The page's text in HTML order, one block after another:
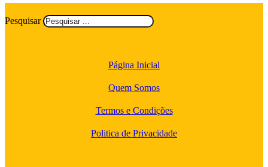
Pesquisar
Página Inicial
Quem Somos
Termos e Condições
Politica de Privacidade